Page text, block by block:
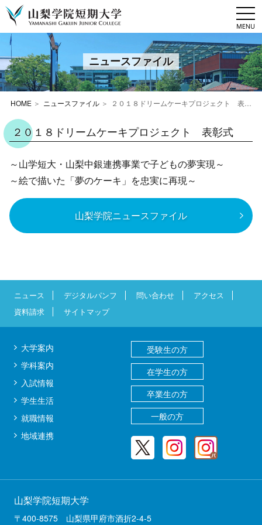
ニュースファイル
HOME ニュースファイル ２０１８ドリームケーキプロジェクト 表彰式
２０１８ドリームケーキプロジェクト 表彰式
～山学短大・山梨中銀連携事業で子どもの夢実現～
～絵で描いた「夢のケーキ」を忠実に再現～
山梨学院ニュースファイル
ニュース デジタルパンフ 問い合わせ
アクセス
資料請求
サイトマップ
大学案内
学科案内
入試情報
学生生活
就職情報
地域連携
受験生の方
在学生の方
卒業生の方
一般の方
山梨学院短期大学
〒400-8575 山梨県甲府市酒折2-4-5